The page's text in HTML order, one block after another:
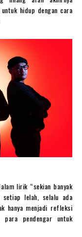
hidup dengan cara
lirik “sekian banyak
setiap lelah, selalu ada
hanya menjadi refleksi
pendengar untuk